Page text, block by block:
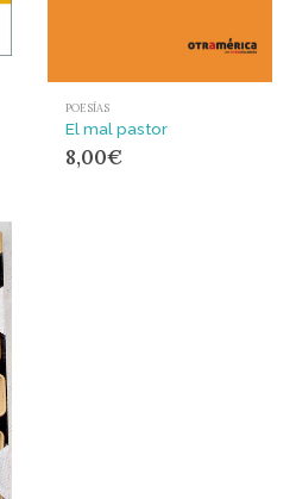
POESÍAS
El mal pastor
8,00€